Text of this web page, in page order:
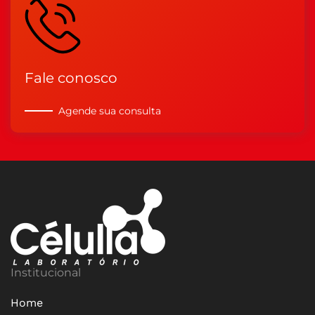
Fale conosco
Agende sua consulta
Institucional
Home